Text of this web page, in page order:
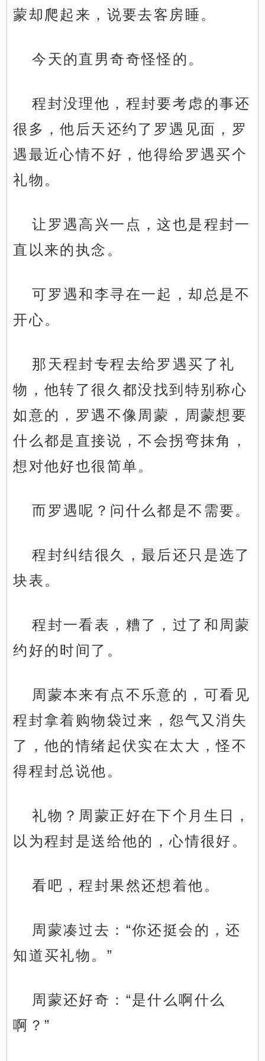
蒙却爬起来，说要去客房睡。
今天的直男奇奇怪怪的。
程封没理他，程封要考虑的事还
很多，他后天还约了罗遇见面，罗
遇最近心情不好，他得给罗遇买个
礼物。
让罗遇高兴一点，这也是程封一
直以来的执念。
可罗遇和李寻在一起，却总是不
开心。
那天程封专程去给罗遇买了礼
物，他转了很久都没找到特别称心
如意的，罗遇不像周蒙，周蒙想要
什么都是直接说，不会拐弯抹角，
想对他好也很简单。
而罗遇呢？问什么都是不需要。
程封纠结很久，最后还只是选了
块表。
程封一看表，糟了，过了和周蒙
约好的时间了。
周蒙本来有点不乐意的，可看见
程封拿着购物袋过来，怨气又消失
了，他的情绪起伏实在太大，怪不
得程封总说他。
礼物？周蒙正好在下个月生日，
以为程封是送给他的，心情很好。
看吧，程封果然还想着他。
周蒙凑过去：“你还挺会的，还
知道买礼物。”
周蒙还好奇：“是什么啊什么
啊？”